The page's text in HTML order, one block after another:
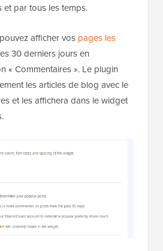
par tous les temps.
afficher vos pages les
30 derniers jours en
« Commentaires ». Le plugin
les articles de blog avec le
et les affichera dans le widget